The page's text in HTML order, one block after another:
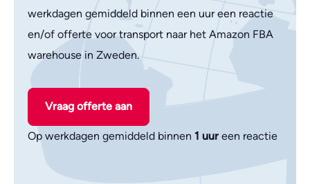
werkdagen gemiddeld binnen een uur een reactie
en/of offerte voor transport naar het Amazon FBA
warehouse in Zweden.
Vraag offerte aan
Op werkdagen gemiddeld binnen 1 uur een reactie